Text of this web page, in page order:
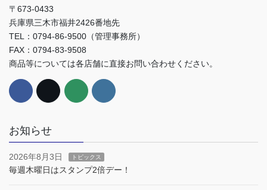
〒673-0433
兵庫県三木市福井2426番地先
TEL：0794-86-9500（管理事務所）
FAX：0794-83-9508
商品等については各店舗に直接お問い合わせください。
お知らせ
2026年8月3日 トピックス
毎週木曜日はスタンプ2倍デー！